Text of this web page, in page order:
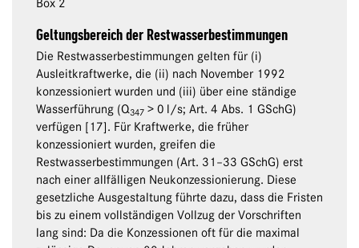
Box 2
Geltungsbereich der Restwasserbestimmungen
Die Restwasserbestimmungen gelten für (i)
Ausleitkraftwerke, die (ii) nach November 1992
konzessioniert wurden und (iii) über eine ständige
Wasserführung (Q347 > 0 l/s; Art. 4 Abs. 1 GSchG)
verfügen [17]. Für Kraftwerke, die früher
konzessioniert wurden, greifen die
Restwasserbestimmungen (Art. 31–33 GSchG) erst
nach einer allfälligen Neukonzessionierung. Diese
gesetzliche Ausgestaltung führte dazu, dass die Fristen
bis zu einem vollständigen Vollzug der Vorschriften
lang sind: Da die Konzessionen oft für die maximal